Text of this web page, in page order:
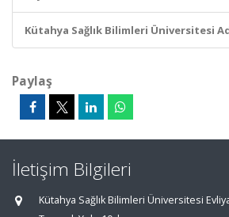
Kütahya Sağlık Bilimleri Üniversitesi
Paylaş
İletişim Bilgileri
Kütahya Sağlık Bilimleri Üniversitesi